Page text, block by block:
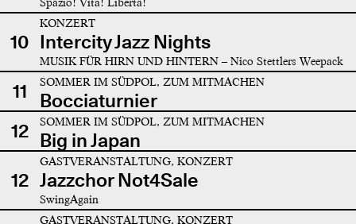
10
KONZERT
Intercity Jazz Nights
MUSIK FÜR HIRN UND HINTERN – Nico Stettlers Weepack
11 SOMMER IM SÜDPOL, ZUM MITMACHEN
Bocciaturnier
12
SOMMER IM SÜDPOL, ZUM MITMACHEN
Big in Japan
12
GASTVERANSTALTUNG, KONZERT
Jazzchor Not4Sale
SwingAgain
GASTVERANSTALTUNG, KONZERT